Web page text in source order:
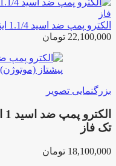
الکترو پمپ ضد اسید 1.1/4 اینچ پویش پمپ پیشتاز (موتوژن) تک فاز
22,100,000 تومان
بزرگنمایی تصویر
تک فاز
18,100,000 تومان